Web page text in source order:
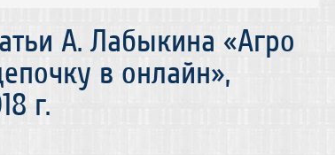
А. Лабыкина «Агро
в онлайн»,
г.